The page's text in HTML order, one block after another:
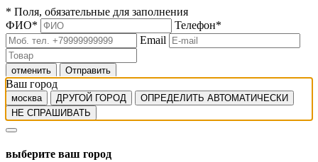
* Поля, обязательные для заполнения
ФИО* Телефон*
Email
отменить Отправить
Ваш город
москва ДРУГОЙ ГОРОД
ОПРЕДЕЛИТЬ АВТОМАТИЧЕСКИ
НЕ СПРАШИВАТЬ
выберите ваш город